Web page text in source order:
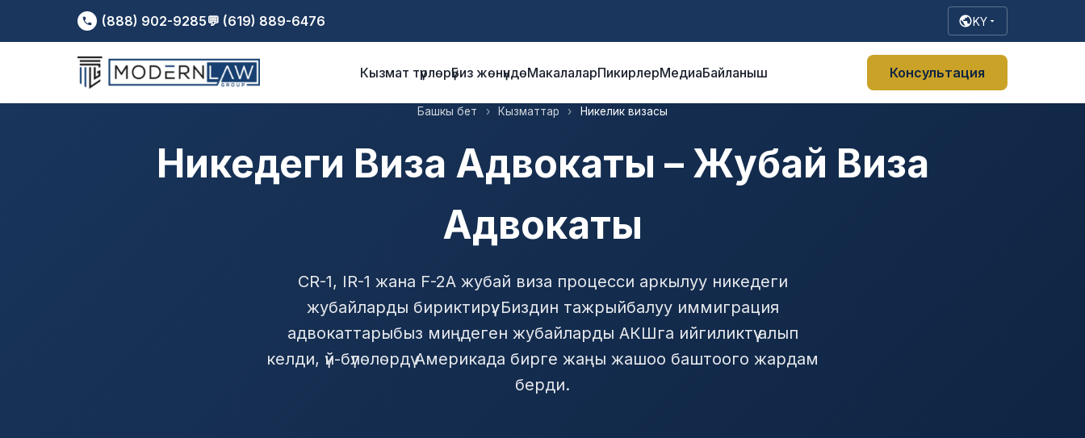
(888) 902-9285💬 (619) 889-6476 KY
Кызмат түрлөрүБиз жөнүндөМакалаларПикирлерМедиаБайланыш Консультация
Башкы бет › Кызматтар › Никелик визасы
Никедеги Виза Адвокаты – Жубай Виза
Адвокаты
CR-1, IR-1 жана F-2A жубай виза процесси аркылуу никедеги
жубайларды бириктирүү. Биздин тажрыйбалуу иммиграция
адвокаттарыбыз миңдеген жубайларды АКШга ийгиликтүү алып
келди, үй-бүлөлөрдү Америкада бирге жаңы жашоо баштоого жардам
берди.